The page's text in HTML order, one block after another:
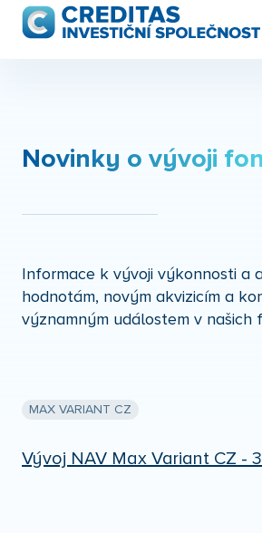
Novinky o vývoji
Informace k vývoji výkonnosti a
hodnotám, novým akvizicím a
významným událostem v našich
MAX VARIANT CZ
Vývoj NAV Max Variant CZ -